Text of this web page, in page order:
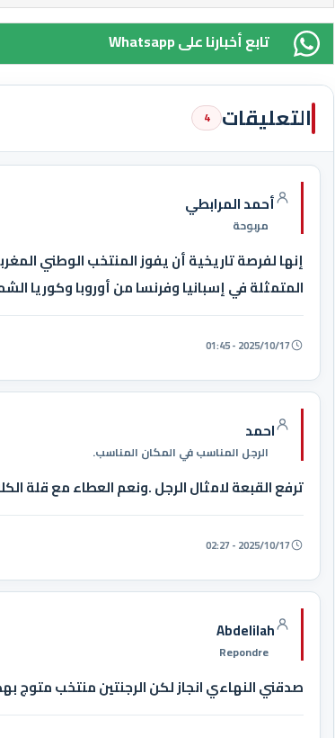
Whatsapp تابع أخبارنا على
التعليقات 4
أحمد المرابطي
مربوحة
إنها لفرصة تاريخية أن يفوز المنتخب الوطني
المتمثلة في إسبانيا وفرنسا من أوروبا وكوريا
2025/10/17 - 01:45
احمد
الرجل المناسب في المكان المناسب.
ترفع القبعة لامثال الرجل .ونعم العطاء مع قلة
2025/10/17 - 02:27
Abdelilah
Repondre
صدقني النهاءي انجاز لكن الرجنتين منتخب متوج